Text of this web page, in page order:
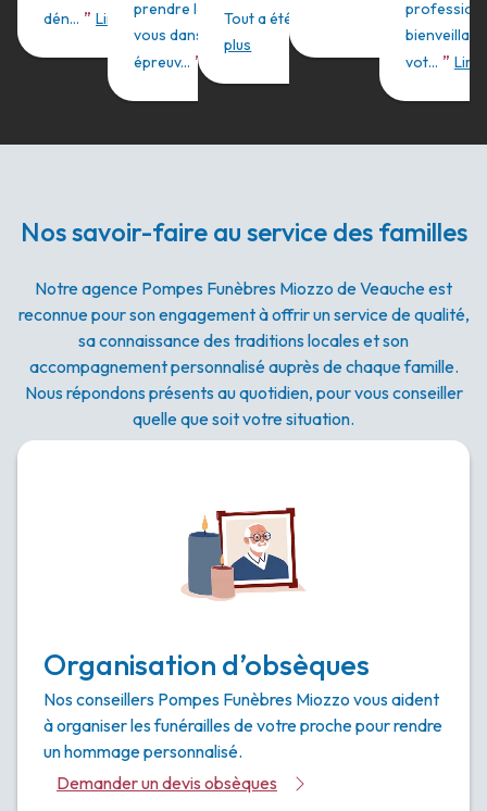
dén... ” Lire plusprendre le temps avec
vous dans cette dure
épreuv... ”
Tout a été parfait e...
Lire
plus
vot... ” Lire
Nos savoir-faire au service des familles
Notre agence Pompes Funèbres Miozzo de Veauche est
reconnue pour son engagement à offrir un service de qualité,
sa connaissance des traditions locales et son
accompagnement personnalisé auprès de chaque famille.
Nous répondons présents au quotidien, pour vous conseiller
quelle que soit votre situation.
Organisation d’obsèques
Nos conseillers Pompes Funèbres Miozzo vous aident
à organiser les funérailles de votre proche pour rendre
un hommage personnalisé.
Demander un devis obsèques